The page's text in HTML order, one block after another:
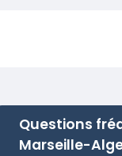
Questions
Marseille-